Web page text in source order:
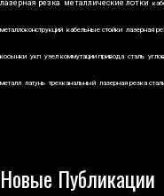
лазерная резка металлические лотки
металлоконструкций кабельные стойки лазерная
косынки укп узел коммутации привода сталь
металл латунь трехканальный лазерная резка
Новые Публикации